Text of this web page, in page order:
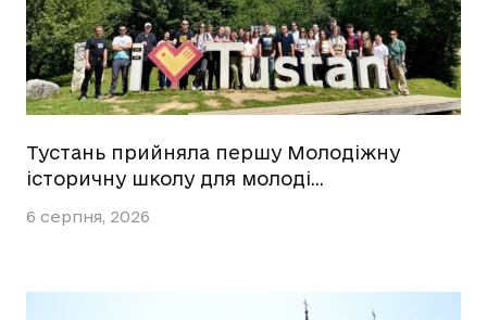
Тустань прийняла першу Молодіжну
історичну школу для молоді…
6 серпня, 2026